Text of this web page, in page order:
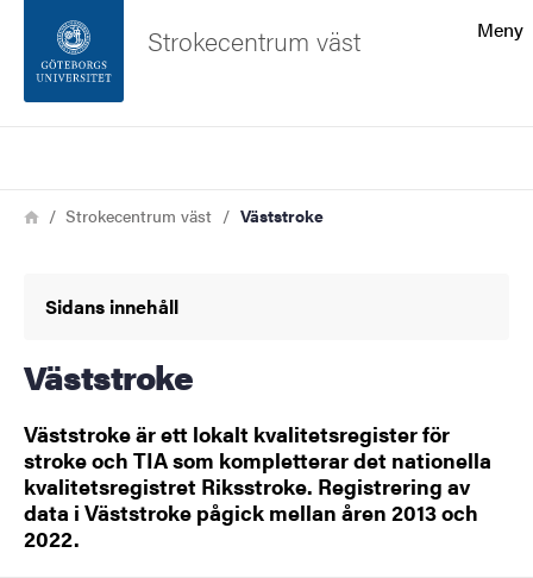
Sidfoten
Meny
Strokecentrum väst
Länkstig
HemStrokecentrum väst Väststroke
Sidans innehåll
Väststroke
Väststroke är ett lokalt kvalitetsregister för
stroke och TIA som kompletterar det nationella
kvalitetsregistret Riksstroke. Registrering av
data i Väststroke pågick mellan åren 2013 och
2022.